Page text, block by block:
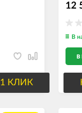
КЛИК
12
В
В